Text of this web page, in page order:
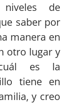
de
saber por
manera en
otro lugar y
es la
tiene en
y creo